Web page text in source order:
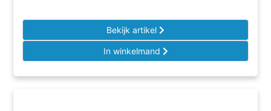
Bekijk artikel
In winkelmand